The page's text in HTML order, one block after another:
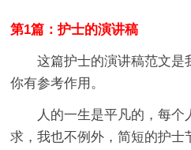
第1篇：护士的演讲稿
这篇护士的演讲稿范文是
你有参考作用。
人的一生是平凡的，每个
求，我也不例外，简短的护士